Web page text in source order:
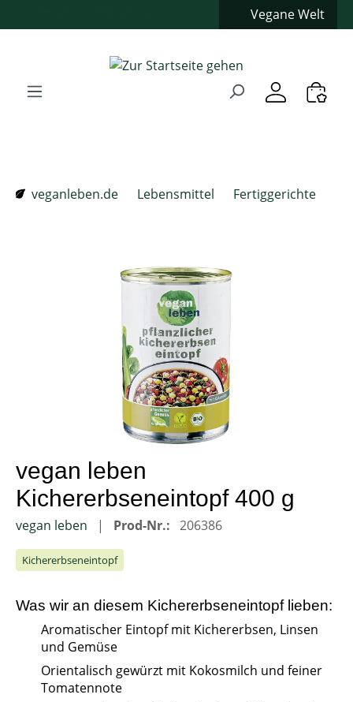
Zur Hauptnavigation springen
Vegane Welt
veganleben.de
Lebensmittel Fertiggerichte
Bildergalerie überspringen
vegan leben
Kichererbseneintopf 400 g
vegan leben Prod-Nr.: 206386
Kichererbseneintopf
Was wir an diesem Kichererbseneintopflieben:
Aromatischer Eintopf mit Kichererbsen, Linsen
und Gemüse
Orientalisch gewürzt mit Kokosmilch und feiner
Tomatennote